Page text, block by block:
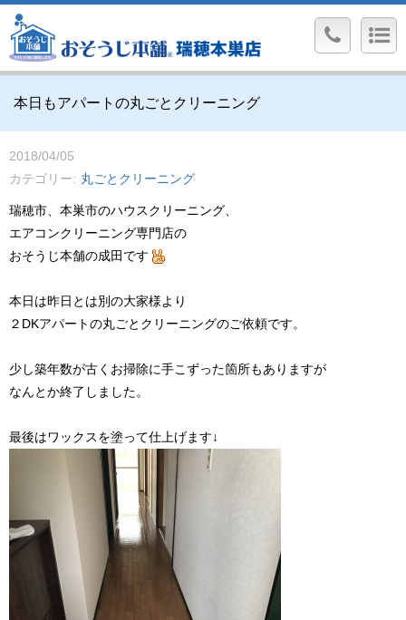
本日もアパートの丸ごとクリーニング
2018/04/05
カテゴリー
丸ごとクリーニング
瑞穂市、本巣市のハウスクリーニング、
エアコンクリーニング専門店の
おそうじ本舗の成田です
本日は昨日とは別の大家様より
２DKアパートの丸ごとクリーニングのご依頼です。
少し築年数が古くお掃除に手こずった箇所もありますが
なんとか終了しました。
最後はワックスを塗って仕上げます↓